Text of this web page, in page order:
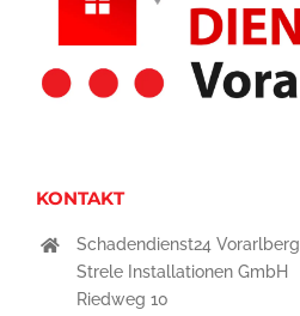
KONTAKT
Schadendienst24 Vorarlberg
Strele Installationen GmbH
Riedweg 10